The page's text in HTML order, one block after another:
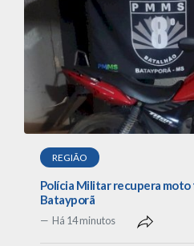
REGIÃO
Polícia Militar recupera
Batayporã
Há 14 minutos